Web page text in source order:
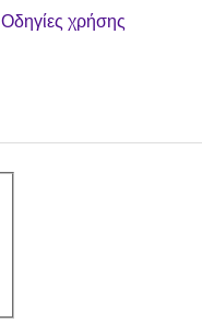
Οδηγίες χρήσης